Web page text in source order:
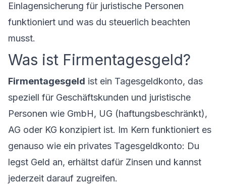
Einlagensicherung für juristische Personen
funktioniert und was du steuerlich beachten
musst.
Was ist Firmentagesgeld?
Firmentagesgeld ist ein Tagesgeldkonto, das
speziell für Geschäftskunden und juristische
Personen wie GmbH, UG (haftungsbeschränkt),
AG oder KG konzipiert ist. Im Kern funktioniert es
genauso wie ein privates Tagesgeldkonto: Du
legst Geld an, erhältst dafür Zinsen und kannst
jederzeit darauf zugreifen.